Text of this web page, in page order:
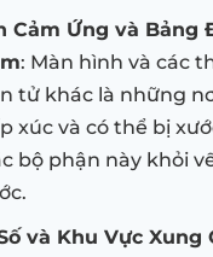
Cảm Ứng và Bảng
: Màn hình và các
tử khác là những
xúc và có thể bị
bộ phận này khỏi
và Khu Vực Xung